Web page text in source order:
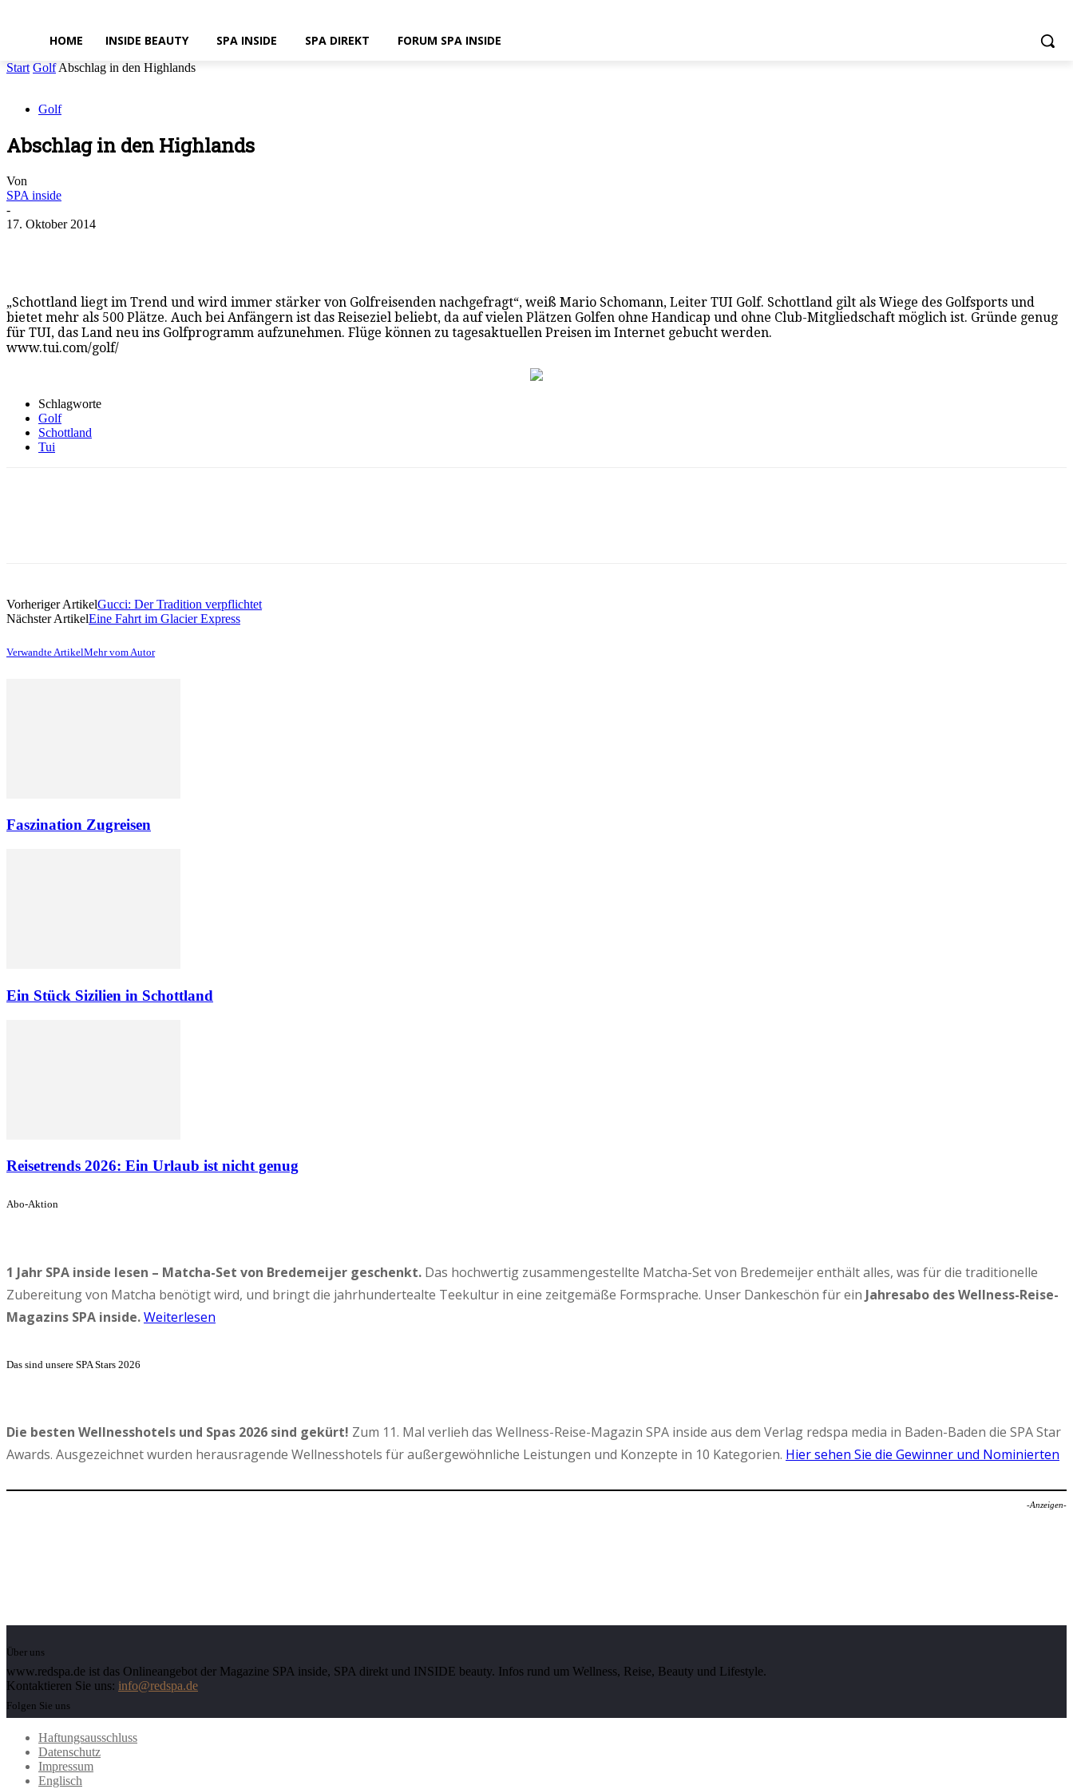
HOME INSIDE BEAUTY SPA INSIDE SPA DIREKT FORUM SPA INSIDE
Start Golf Abschlag in den Highlands
Golf
Abschlag in den Highlands
Von
SPA inside
-
17. Oktober 2014
„Schottland liegt im Trend und wird immer stärker von Golfreisenden nachgefragt“, weiß Mario Schomann, Leiter TUI Golf. Schottland gilt als Wiege des Golfsports und
bietet mehr als 500 Plätze. Auch bei Anfängern ist das Reiseziel beliebt, da auf vielen Plätzen Golfen ohne Handicap und ohne Club-Mitgliedschaft möglich ist. Gründe genug
für TUI, das Land neu ins Golfprogramm aufzunehmen. Flüge können zu tagesaktuellen Preisen im Internet gebucht werden.
www.tui.com/golf/
Schlagworte
Golf
Schottland
Tui
Vorheriger ArtikelGucci: Der Tradition verpflichtet
Nächster ArtikelEine Fahrt im Glacier Express
Verwandte ArtikelMehr vom Autor
Faszination Zugreisen
Ein Stück Sizilien in Schottland
Reisetrends 2026: Ein Urlaub ist nicht genug
Abo-Aktion
1 Jahr SPA inside lesen – Matcha-Set von Bredemeijer geschenkt. Das hochwertig zusammengestellte Matcha-Set von Bredemeijer enthält alles, was für die traditionelle
Zubereitung von Matcha benötigt wird, und bringt die jahrhundertealte Teekultur in eine zeitgemäße Formsprache. Unser Dankeschön für ein Jahresabo des Wellness-Reise-
Magazins SPA inside.Weiterlesen
Das sind unsere SPA Stars 2026
Die besten Wellnesshotels und Spas 2026 sind gekürt! Zum 11. Mal verlieh das Wellness-Reise-Magazin SPA inside aus dem Verlag redspa media in Baden-Baden die SPA Star
Awards. Ausgezeichnet wurden herausragende Wellnesshotels für außergewöhnliche Leistungen und Konzepte in 10 Kategorien. Hier sehen Sie die Gewinner und Nominierten
-Anzeigen-
Über uns
www.redspa.de ist das Onlineangebot der Magazine SPA inside, SPA direkt und INSIDE beauty. Infos rund um Wellness, Reise, Beauty und Lifestyle.
Kontaktieren Sie uns: info@redspa.de
Folgen Sie uns
Haftungsausschluss
Datenschutz
Impressum
Englisch